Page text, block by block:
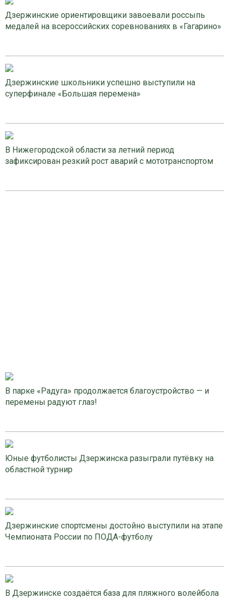
Дзержинские ориентировщики завоевали россыпь
медалей на всероссийских соревнованиях в «Гагарино»
Дзержинские школьники успешно выступили на
суперфинале «Большая перемена»
В Нижегородской области за летний период
зафиксирован резкий рост аварий с мототранспортом
В парке «Радуга» продолжается благоустройство — и
перемены радуют глаз!
Юные футболисты Дзержинска разыграли путёвку на
областной турнир
Дзержинские спортсмены достойно выступили на этапе
Чемпионата России по ПОДА-футболу
В Дзержинске создаётся база для пляжного волейбола